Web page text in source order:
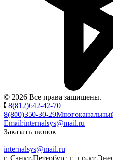
© 2026 Все права защищены.
8(812)642-42-70
8(800)350-30-29
Email:internalsys@mail.ru
Заказать звонок
internalsys@mail.ru
г. Санкт-Петербург г., пр-кт